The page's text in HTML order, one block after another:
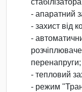
- апаратний
- захист від
-
перенапруги;
- тепловий
- режим